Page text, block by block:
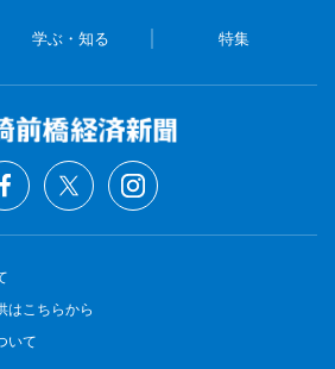
学ぶ・知る 特集
はこちらから
いて